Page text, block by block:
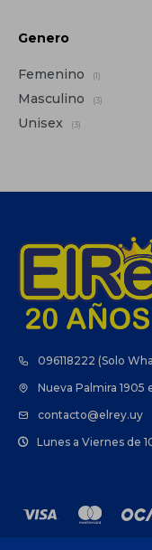
Genero
Femenino (1)
Masculino (3)
Unisex (3)
096118222 (Solo
Nueva Palmira 1905
contacto@elrey.uy
Lunes a Viernes de